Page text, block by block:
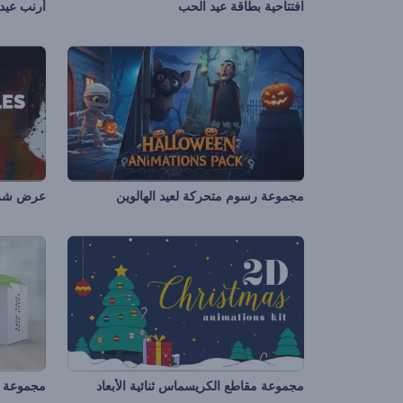
افتتاحية بطاقة عيد الحب أرنب
مجموعة رسوم متحركة لعيد الهالوين عرض
مجموعة مقاطع الكريسماس ثنائية الأبعاد مجموعة